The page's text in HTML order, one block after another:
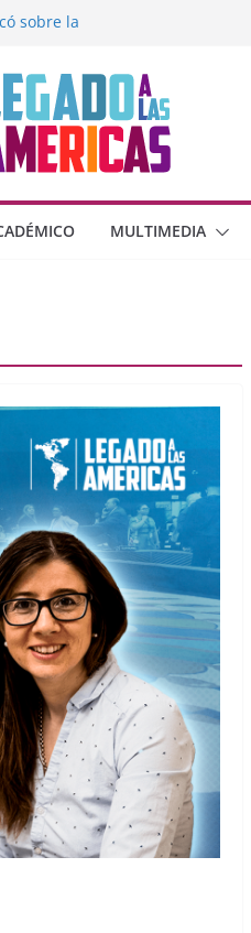
sobre la
y la
MULTIMEDIA